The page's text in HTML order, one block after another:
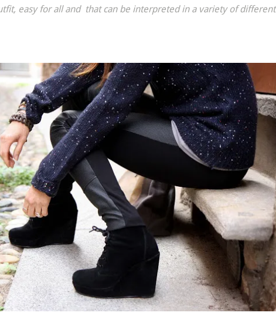
easy for all and that can be interpreted in a variety of different